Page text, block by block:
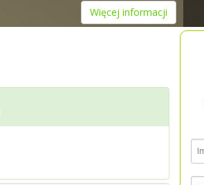
Więcej informacji